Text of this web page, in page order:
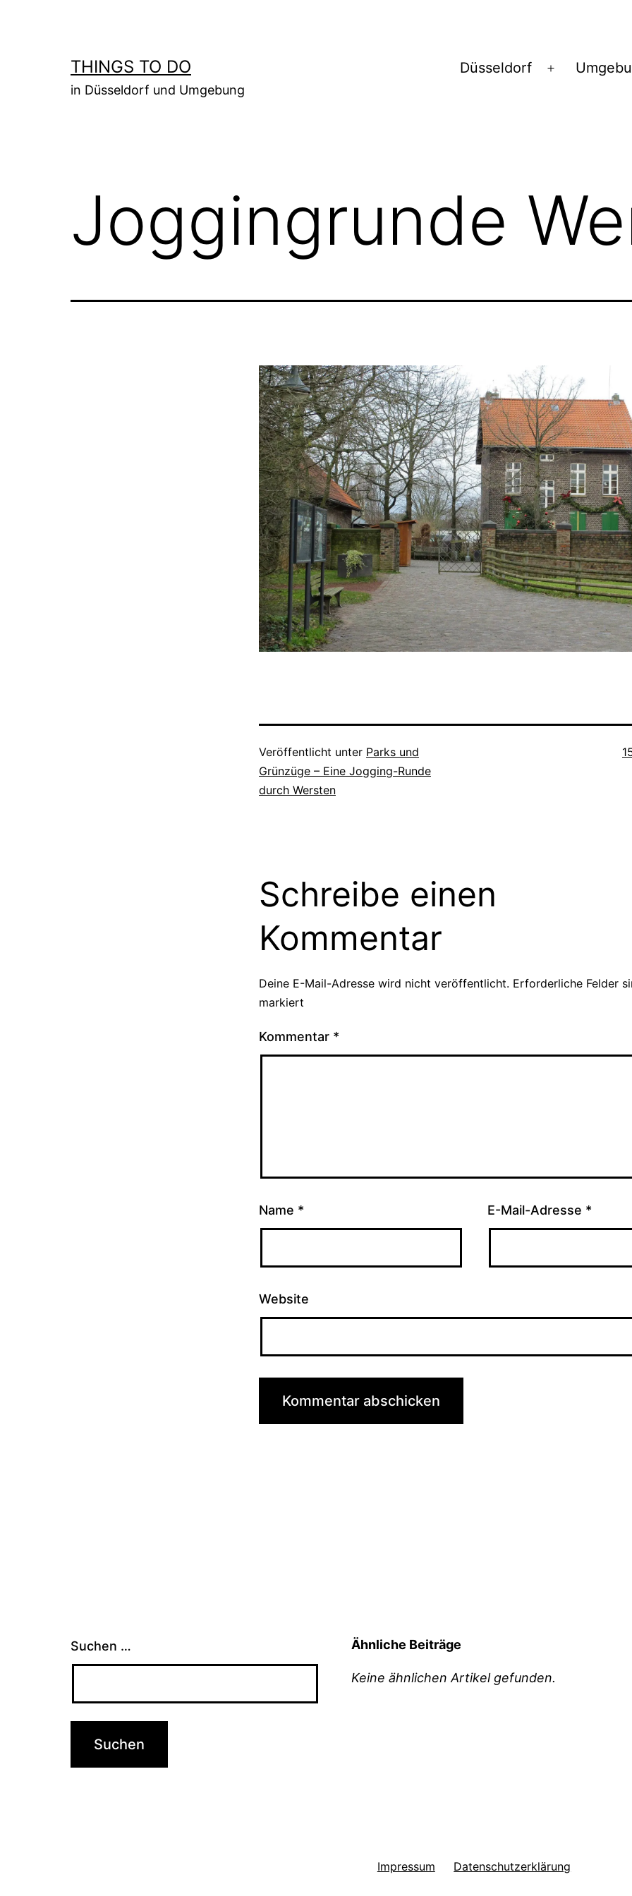
THINGS TO DO
in Düsseldorf und Umgebung
Düsseldorf
Menü
Joggingrunde
Veröffentlicht unter Parks und
Grünzüge – Eine Jogging-Runde
durch Wersten
Schreibe einen
Kommentar
Deine E-Mail-Adresse wird nicht veröffentlicht. Erforderliche Felder
markiert
Kommentar *
Name * E-Mail-Adresse *
Website
Suchen … Ähnliche Beiträge
Keine ähnlichen Artikel gefunden.
Impressum Datenschutzerklärung